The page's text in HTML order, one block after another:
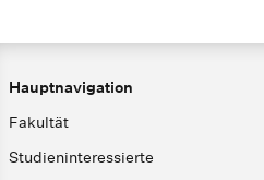
Hauptnavigation
Fakultät
Studieninteressierte